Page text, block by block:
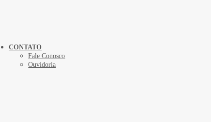
CONTATO
Fale Conosco
Ouvidoria